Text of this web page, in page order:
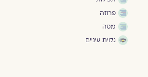
פרוזה
מסה
גלוית עיניים